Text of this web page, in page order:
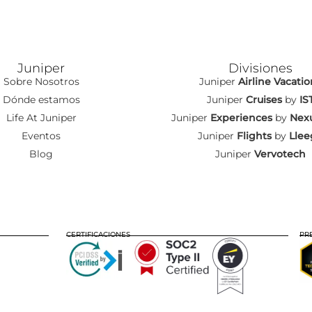
Juniper
Sobre Nosotros
Dónde estamos
Life At Juniper
Eventos
Blog
Divisiones
Juniper Airline
Juniper Cruisesby
Juniper Experiencesby
Juniper Flightsby
Juniper Vervotech
CERTIFICACIONES